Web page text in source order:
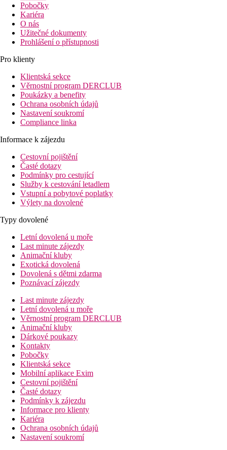
Pobočky
Kariéra
O nás
Užitečné dokumenty
Prohlášení o přístupnosti
Pro klienty
Klientská sekce
Věrnostní program DERCLUB
Poukázky a benefity
Ochrana osobních údajů
Nastavení soukromí
Compliance linka
Informace k zájezdu
Cestovní pojištění
Časté dotazy
Podmínky pro cestující
Služby k cestování letadlem
Vstupní a pobytové poplatky
Výlety na dovolené
Typy dovolené
Letní dovolená u moře
Last minute zájezdy
Animační kluby
Exotická dovolená
Dovolená s dětmi zdarma
Poznávací zájezdy
Last minute zájezdy
Letní dovolená u moře
Věrnostní program DERCLUB
Animační kluby
Dárkové poukazy
Kontakty
Pobočky
Klientská sekce
Mobilní aplikace Exim
Cestovní pojištění
Časté dotazy
Podmínky k zájezdu
Informace pro klienty
Kariéra
Ochrana osobních údajů
Nastavení soukromí